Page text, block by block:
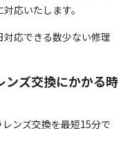
応いたします。
応できる数少ない修理
ズ交換にかかる時
ンズ交換を最短15分で